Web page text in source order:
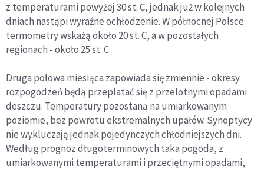
z temperaturami powyżej 30 st. C, jednak już w kolejnych
dniach nastąpi wyraźne ochłodzenie. W północnej Polsce
termometry wskażą około 20 st. C, a w pozostałych
regionach - około 25 st. C.
Druga połowa miesiąca zapowiada się zmiennie - okresy
rozpogodzeń będą przeplatać się z przelotnymi opadami
deszczu. Temperatury pozostaną na umiarkowanym
poziomie, bez powrotu ekstremalnych upałów. Synoptycy
nie wykluczają jednak pojedynczych chłodniejszych dni.
Według prognoz długoterminowych taka pogoda, z
umiarkowanymi temperaturami i przeciętnymi opadami,